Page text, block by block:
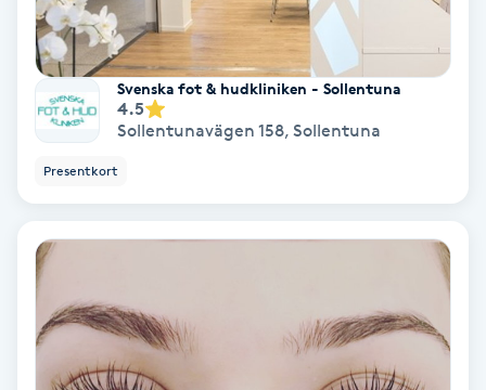
PRP (Platelet Rich Plasma)
PRX-T33
Psoriasis
Radiofrekvens
Rakning
Svenska fot & hudkliniken - Sollentuna
4.5
Sollentunavägen 158, Sollentuna
Presentkort